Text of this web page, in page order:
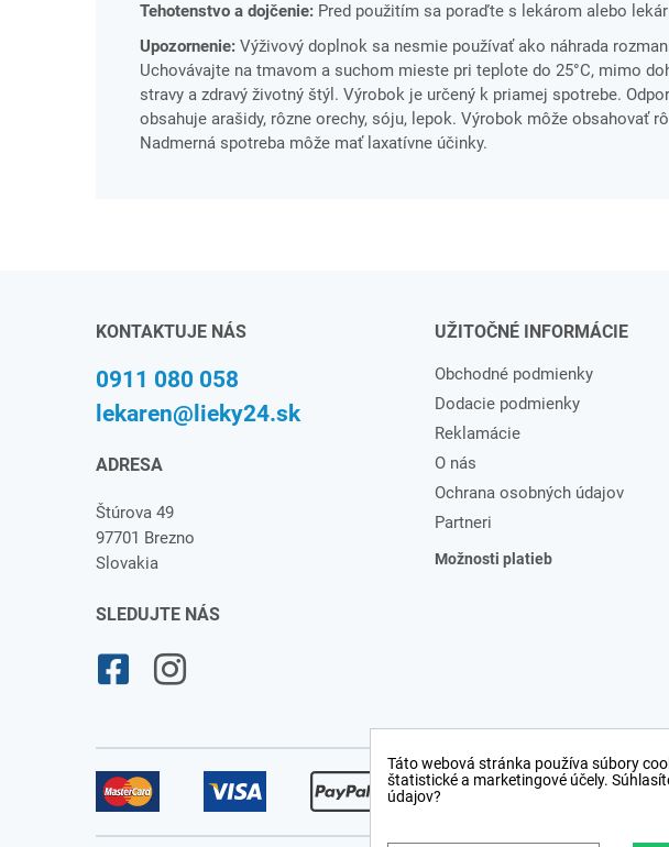
Tehotenstvo a dojčenie: Pred použitím sa poraďte s lekárom alebo
Upozornenie: Výživový doplnok sa nesmie používať ako náhrada
Uchovávajte na tmavom a suchom mieste pri teplote do 25°C, mimo
stravy a zdravý životný štýl. Výrobok je určený k priamej spotrebe.
obsahuje arašidy, rôzne orechy, sóju, lepok. Výrobok môže obsahovať
Nadmerná spotreba môže mať laxatívne účinky.
KONTAKTUJE NÁS
0911 080 058
lekaren@lieky24.sk
ADRESA
Štúrova 49
97701 Brezno
Slovakia
SLEDUJTE NÁS
UŽITOČNÉ INFORMÁCIE
Obchodné podmienky
Dodacie podmienky
Reklamácie
O nás
Ochrana osobných údajov
Partneri
Možnosti platieb
Táto webová stránka používa súbory
štatistické a marketingové účely.
údajov?